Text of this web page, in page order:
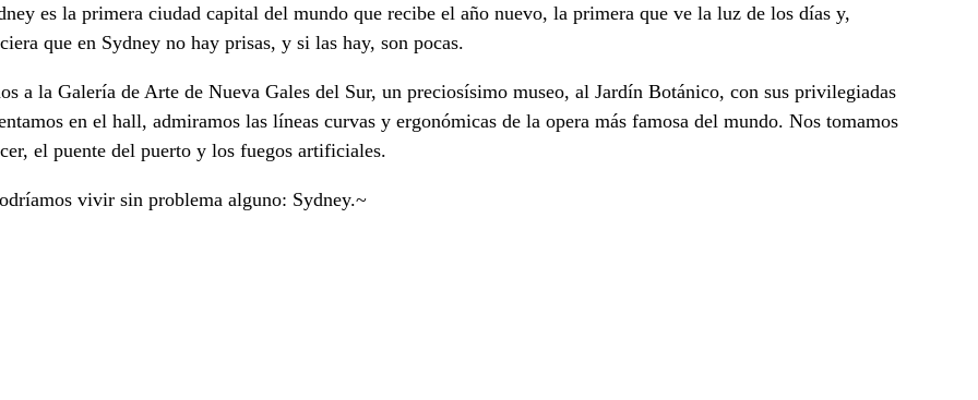
es la primera ciudad capital del mundo que recibe el año nuevo, la primera que ve la luz de los días y,
que en Sydney no hay prisas, y si las hay, son pocas.
a la Galería de Arte de Nueva Gales del Sur, un preciosísimo museo, al Jardín Botánico, con sus privilegiadas
en el hall, admiramos las líneas curvas y ergonómicas de la opera más famosa del mundo. Nos tomamos
el puente del puerto y los fuegos artificiales.
vivir sin problema alguno: Sydney.~